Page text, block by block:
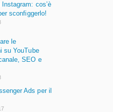
cos’è
sconfiggerlo!
le
su YouTube
SEO e
Ads per il